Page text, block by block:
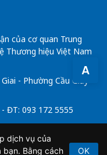
A
của cơ quan Trung
Thương hiệu Việt Nam
- Phường Cầu Giấy -
- ĐT: 093 172 5555
64/GP-BTTTT do Bộ
dịch vụ của
bạn. Bằng cách
OK